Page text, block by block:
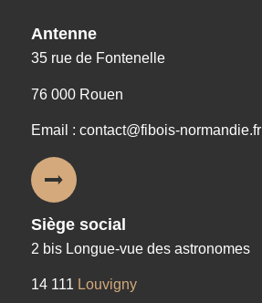
Antenne
35 rue de Fontenelle
76 000 Rouen
Email : contact@fibois-normandie.fr
Siège social
2 bis Longue-vue des astronomes
14 111 Louvigny